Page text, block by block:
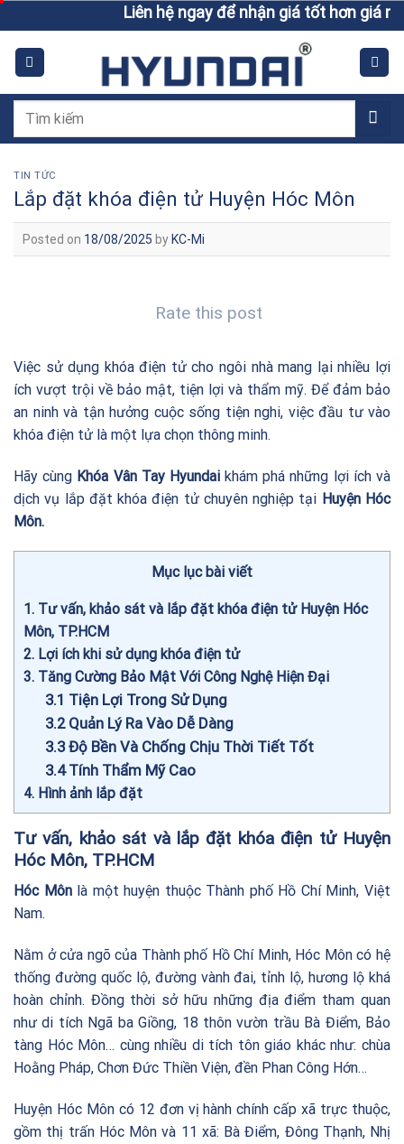
to
content
Liên hệ ngay để nhận giá tốt hơn giá niêm yết
Tìm
TIN TỨC
Lắp đặt khóa điện tử Huyện Hóc Môn
Posted on 18/08/2025 by KC-Mi
Rate this post
Việc sử dụng khóa điện tử cho ngôi nhà mang lại nhiều lợi
ích vượt trội về bảo mật, tiện lợi và thẩm mỹ. Để đảm bảo
an ninh và tận hưởng cuộc sống tiện nghi, việc đầu tư vào
khóa điện tử là một lựa chọn thông minh.
Hãy cùng Khóa Vân Tay Hyundaikhám phá những lợi ích và
dịch vụ lắp đặt khóa điện tử chuyên nghiệp tại Huyện Hóc
Môn.
Mục lục bài viết
1 Tư vấn, khảo sát và lắp đặt khóa điện tử Huyện Hóc
Môn, TP.HCM
2 Lợi ích khi sử dụng khóa điện tử
3 Tăng Cường Bảo Mật Với Công Nghệ Hiện Đại
3.1 Tiện Lợi Trong Sử Dụng
3.2Quản Lý Ra Vào Dễ Dàng
3.3Độ Bền Và Chống Chịu Thời Tiết Tốt
3.4Tính Thẩm Mỹ Cao
4 Hình ảnh lắp đặt
Tư vấn, khảo sát và lắp đặt khóa điện tử Huyện
Hóc Môn, TP.HCM
Hóc Mônlà một huyện thuộc Thành phố Hồ Chí Minh, Việt
Nam.
Nằm ở cửa ngõ của Thành phố Hồ Chí Minh, Hóc Môn có hệ
thống đường quốc lộ, đường vành đai, tỉnh lộ, hương lộ khá
hoàn chỉnh. Đồng thời sở hữu những địa điểm tham quan
như di tích Ngã ba Giồng, 18 thôn vườn trầu Bà Điểm, Bảo
tàng Hóc Môn… cùng nhiều di tích tôn giáo khác như: chùa
Hoằng Pháp, Chơn Đức Thiền Viện, đền Phan Công Hớn…
Huyện Hóc Môn có 12 đơn vị hành chính cấp xã trực thuộc,
gồm thị trấn Hóc Môn và 11 xã: Bà Điểm, Đông Thạnh, Nhị